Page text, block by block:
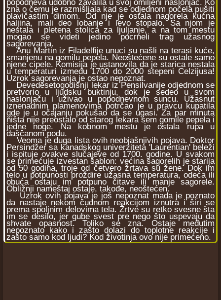
popodneva udobno zavalila u svoj omiljeni naslonjač. Ko
zna o čemu je razmišljala kad se odjednom počela pušiti
plavičastim dimom. Od nje je ostala nagorela kućna
haljina, mali deo lobanje i levo stopalo. Sa njom je
nestala i pletena stolica za ljuljanje, a na tom mestu
mogao se videti jedino pocrneli trag užasnog
sagorevanja.
Anu Martin iz Filadelfije unuci su našli na terasi kuće,
smanjenu na gomilu pepela. Neoštećene su ostale samo
njene cipele. Komisija je ustanovila da je starica nestala
u temperaturi između 1700 do 2000 stepeni Celzijusa!
Uzrok sagorevanja je ostao nepoznat.
Devedesetogodišnji lekar iz Pensilvanije odjednom se
pretvorio u ljudsku buktinju, dok je sedeo u svom
naslonjaču i uživao u popodnevnom suncu. Užasnut
iznenadnim plamenovima potrčao je u pravcu kupatila
gde je u očajanju pokušao da se ugasi. Za par minuta
ništa nije preostalo od starog lekara sem gomile pepela i
jedne noge. Na kobnom mestu je ostala rupa u
daščanom podu.
Veoma je duga lista ovih neobjašnjivih pojava. Doktor
Persindžer sa kanadskog univerziteta 'Laurentian' beleži
i ispituje ovakve slučajeve od 1700. godine. U svakom
se primećuje izvestan šablon: većina sagorelih je starija
od 50 godina, troje od četvero žrtava su žene. Dok im
telo u potpunosti proždire užasna temperatura, odeća ili
obuća ostaju im potpuno čitave ili manje sagorele.
Obližnji nameštaj ostaje, takođe, neoštećen.
Uzrok ovih pojava je još nepoznat mada je poznato
da nastaje nekom čudnom reakcijom iznutra i širi se
prema spoljnim delovima tela. Žrtve su retko svesne šta
im se desilo, jer gube svest pre nego što uspevaju da
shvate opasnost. Toliko se zna. Ostaje međutim
nepoznato kako i zašto dolazi do toplotne reakcije i
zašto samo kod ljudi? Kod životinja ovo nije primećeno.